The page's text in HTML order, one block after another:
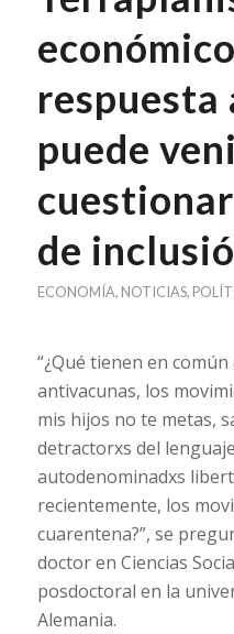
respuesta
puede
de
ECONOMÍA, NOTICIAS,
“¿Qué tienen en
antivacunas, los
mis hijos no te metas,
detractorxs del
autodenominadxs
recientemente, los
cuarentena?”, se
doctor en Ciencias
posdoctoral en la
Alemania.